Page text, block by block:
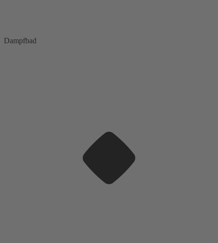
Dampfbad